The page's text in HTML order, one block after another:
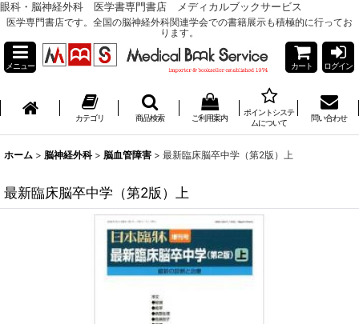
眼科・脳神経外科 医学書専門書店 メディカルブックサービス
医学専門書店です。全国の脳神経外科関連学会での書籍展示も積極的に行ってお
ります。
メニュー カート ログイン
カテゴリ 商品検索 ご利用案内
ポイントシステ
ムについて
問い合わせ
ホーム > 脳神経外科 > 脳血管障害 > 最新臨床脳卒中学（第2版）上
最新臨床脳卒中学（第2版）上